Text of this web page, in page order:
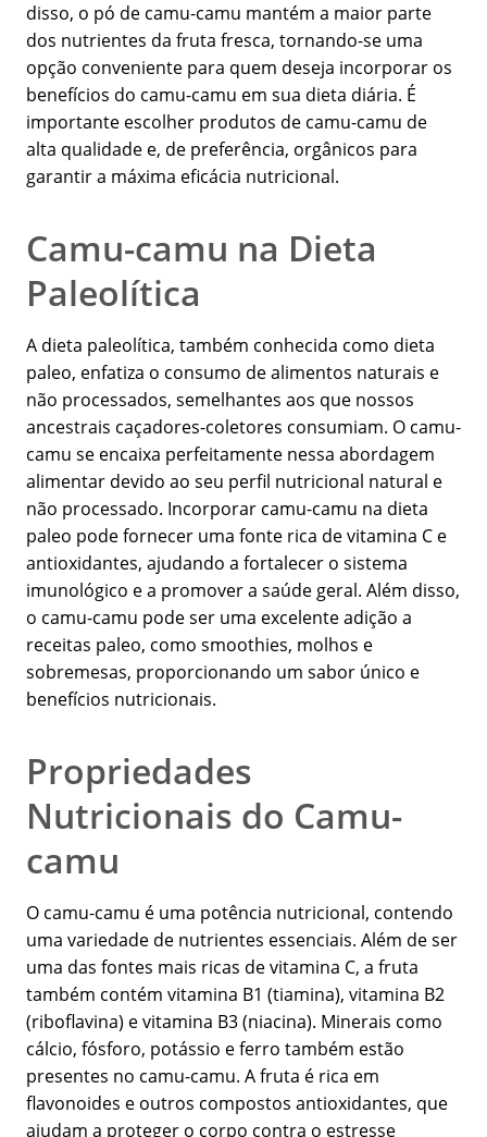
disso, o pó de camu-camu mantém a maior parte
dos nutrientes da fruta fresca, tornando-se uma
opção conveniente para quem deseja incorporar os
benefícios do camu-camu em sua dieta diária. É
importante escolher produtos de camu-camu de
alta qualidade e, de preferência, orgânicos para
garantir a máxima eficácia nutricional.
Camu-camu na Dieta
Paleolítica
A dieta paleolítica, também conhecida como dieta
paleo, enfatiza o consumo de alimentos naturais e
não processados, semelhantes aos que nossos
ancestrais caçadores-coletores consumiam. O camu-
camu se encaixa perfeitamente nessa abordagem
alimentar devido ao seu perfil nutricional natural e
não processado. Incorporar camu-camu na dieta
paleo pode fornecer uma fonte rica de vitamina C e
antioxidantes, ajudando a fortalecer o sistema
imunológico e a promover a saúde geral. Além disso,
o camu-camu pode ser uma excelente adição a
receitas paleo, como smoothies, molhos e
sobremesas, proporcionando um sabor único e
benefícios nutricionais.
Propriedades
Nutricionais do Camu-
camu
O camu-camu é uma potência nutricional, contendo
uma variedade de nutrientes essenciais. Além de ser
uma das fontes mais ricas de vitamina C, a fruta
também contém vitamina B1 (tiamina), vitamina B2
(riboflavina) e vitamina B3 (niacina). Minerais como
cálcio, fósforo, potássio e ferro também estão
presentes no camu-camu. A fruta é rica em
flavonoides e outros compostos antioxidantes, que
ajudam a proteger o corpo contra o estresse